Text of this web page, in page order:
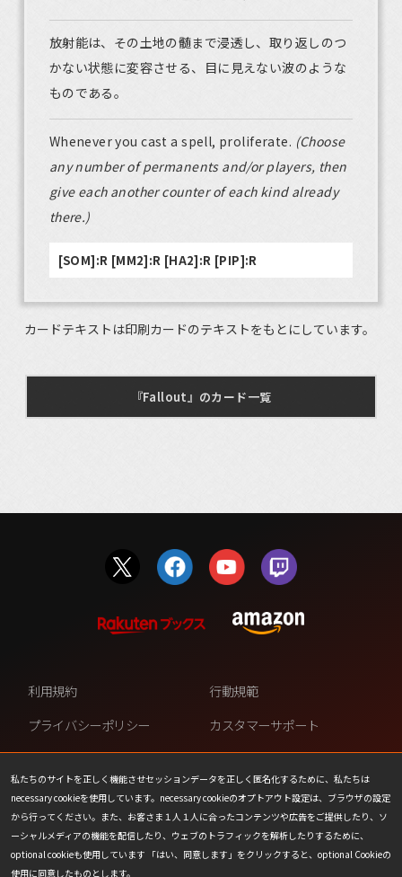
放射能は、その土地の髄まで浸透し、取り返しのつ
かない状態に変容させる、目に見えない波のような
ものである。
Whenever you cast a spell, proliferate. (Choose
any number of permanents and/or players, then
give each another counter of each kind already
there.)
[SOM]:R [MM2]:R [HA2]:R [PIP]:R
カードテキストは印刷カードのテキストをもとにしています。
『Fallout』のカード一覧
私たちのサイトを正しく機能させセッションデータを正しく匿名化するために、私たちは
necessary cookieを使用しています。necessary cookieのオプトアウト設定は、ブラウザの設定
から行ってください。また、お客さま１人１人に合ったコンテンツや広告をご提供したり、ソ
ーシャルメディアの機能を配信したり、ウェブのトラフィックを解析したりするために、
optional cookieも使用しています 「はい、同意します」をクリックすると、optional Cookieの
使用に同意したものとします。
利用規約
行動規範
プライバシーポリシー
カスタマーサポート
ファンコンテンツ・ポリシー
個人情報の販売や共有を許可し
ない
COOKIE
プレスリリース
会社情報
お問い合わせ